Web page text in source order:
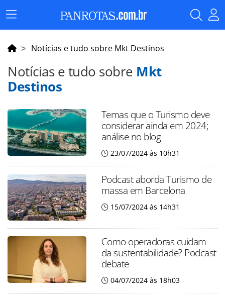
Menu
Principal
Notícias e tudo sobre Mkt Destinos
Notícias e tudo sobre Mkt
Destinos
Temas que o Turismo deve
considerar ainda em 2024;
análise no blog
23/07/2024 às 10h31
Podcast aborda Turismo de
massa em Barcelona
15/07/2024 às 14h31
Como operadoras cuidam
da sustentabilidade? Podcast
debate
04/07/2024 às 18h03